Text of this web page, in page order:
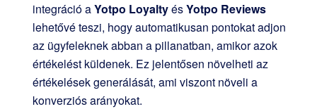
integráció aYotpo LoyaltyésYotpo Reviews
lehetővé teszi, hogy automatikusan pontokat adjon
az ügyfeleknek abban a pillanatban, amikor azok
értékelést küldenek. Ez jelentősen növelheti az
értékelések generálását, ami viszont növeli a
konverziós arányokat.